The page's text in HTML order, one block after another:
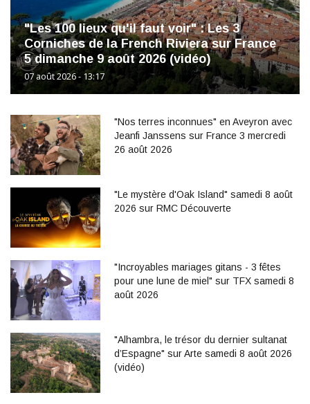
"Les 100 lieux qu'il faut voir" : Les 3
Corniches de la French Riviera sur France
5 dimanche 9 août 2026 (vidéo)
07 août 2026 - 13:17
"Nos terres inconnues" en Aveyron avec
Jeanfi Janssens sur France 3 mercredi
26 août 2026
"Le mystère d'Oak Island" samedi 8 août
2026 sur RMC Découverte
"Incroyables mariages gitans - 3 fêtes
pour une lune de miel" sur TFX samedi 8
août 2026
"Alhambra, le trésor du dernier sultanat
d’Espagne" sur Arte samedi 8 août 2026
(vidéo)